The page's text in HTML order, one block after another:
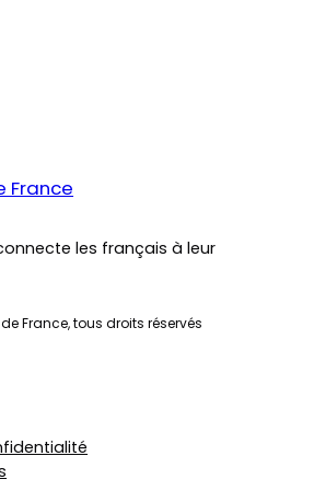
France
les français à leur
France, tous droits réservés